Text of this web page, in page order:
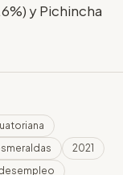
y Pichincha
2021